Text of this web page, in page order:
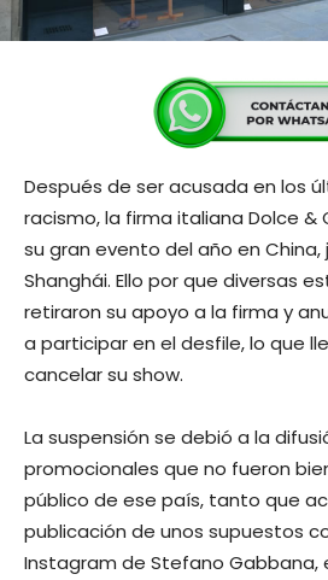
Después de ser acusada en los
racismo, la firma italiana Dolce &
su gran evento del año en
Shanghái. Ello por que diversas
retiraron su apoyo a la firma y
a participar en el desfile, lo que
cancelar su show.
La suspensión se debió a la
promocionales que no fueron
público de ese país, tanto que
publicación de unos supuestos
Instagram de Stefano Gabbana,